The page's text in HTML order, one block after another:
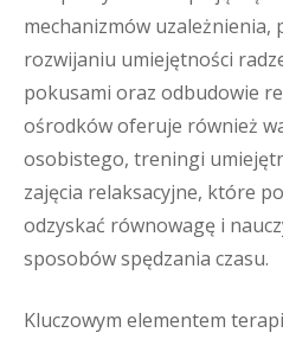
mechanizmów uzależnienia,
rozwijaniu umiejętności
pokusami oraz odbudowie
ośrodków oferuje również
osobistego, treningi
zajęcia relaksacyjne, które
odzyskać równowagę i
sposobów spędzania czasu.
Kluczowym elementem